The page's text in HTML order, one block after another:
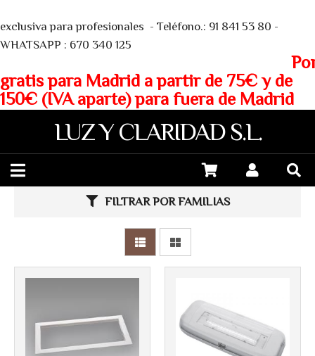
exclusiva para profesionales - Teléfono.: 91 841 53 80 -
WHATSAPP : 670 340 125
gratis para Madrid a partir de 75€ y de
150€ (IVA aparte) para fuera de Madrid
LUZ Y CLARIDAD S.L.
FILTRAR POR FAMILIAS